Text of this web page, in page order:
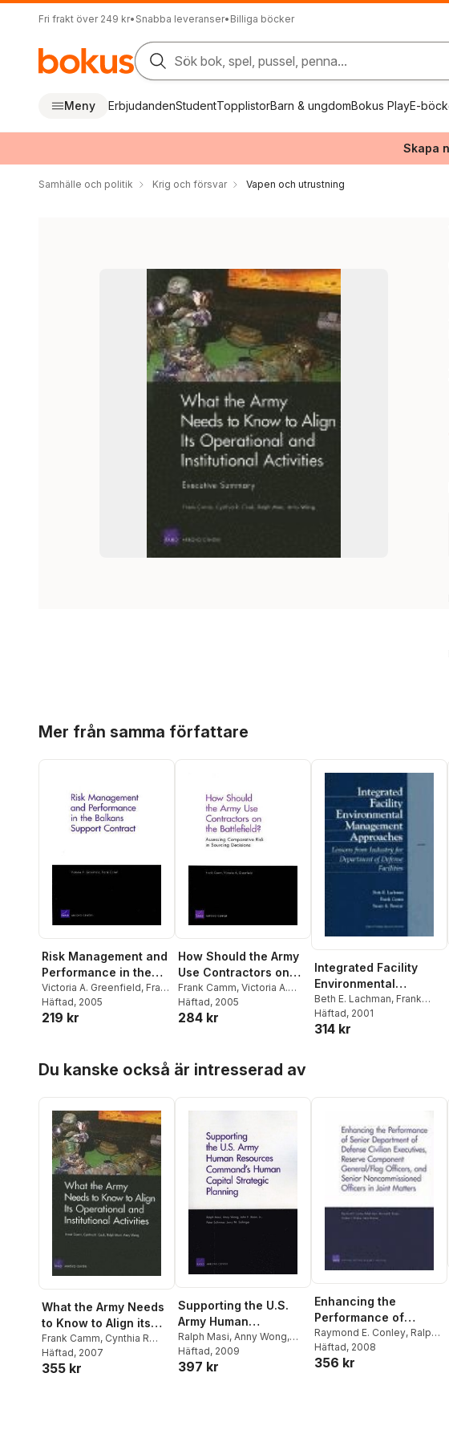
Fri frakt över 249 kr• Snabba leveranser• Billiga böcker
Sök bok, spel, pussel, penna...
Meny ErbjudandenStudentTopplistorBarn & ungdomBokus PlayE-
Skapa
Samhälle och politik Krig och försvar Vapen och utrustning
Mer från samma författare
Risk Management and
Performance in the
Balkans Support
Contract
Victoria A. Greenfield, Frank
Camm
Häftad, 2005
219 kr
How Should the Army
Use Contractors on
the Battlefield?
Frank Camm, Victoria A.
Greenfield
Häftad, 2005
284 kr
Integrated Facility
Environmental
Management
Approaches
Beth E. Lachman, Frank
Camm, Susan Resetar
Häftad, 2001
314 kr
Du kanske också är intresserad av
What the Army Needs
to Know to Align its
Operational and
Institutional Activities
Frank Camm, Cynthia R
Cook,Ralph Masi
Wong
Häftad, 2007
355 kr
Supporting the U.S.
Army Human
Resources
Command's Human
Capital Strategic
Ralph Masi, Anny Wong,
John E. Boon
Schirmer
Häftad, 2009
397 kr
Enhancing the
Performance of
Senior Department of
Defense Civilian
Executives, Reserve
Raymond E. Conley, Ralph
Masi,Bernard D. Rostker
Herbert J. Shukiar
Häftad, 2008
356 kr